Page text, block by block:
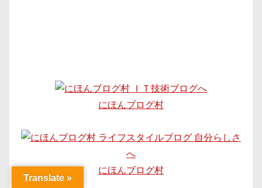
にほんブログ村
にほんブログ村
Translate »